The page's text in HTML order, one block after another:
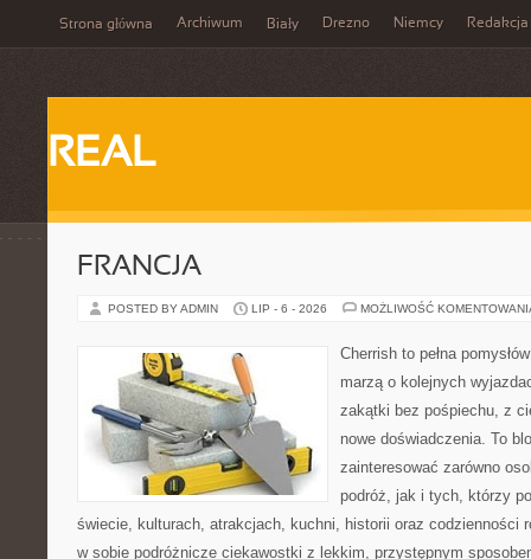
Strona główna Archiwum Biały Drezno Niemcy Redakcja
REAL
FRANCJA
POSTED BY ADMIN LIP - 6 - 2026 MOŻLIWOŚĆ
Cherrish to pełna
marzą o kolejnych
zakątki bez pośpiechu, z
nowe doświadczenia. To
zainteresować zarówno
podróż, jak i tych, którzy
świecie, kulturach, atrakcjach, kuchni, historii oraz codzienności
w sobie podróżnicze ciekawostki z lekkim, przystępnym